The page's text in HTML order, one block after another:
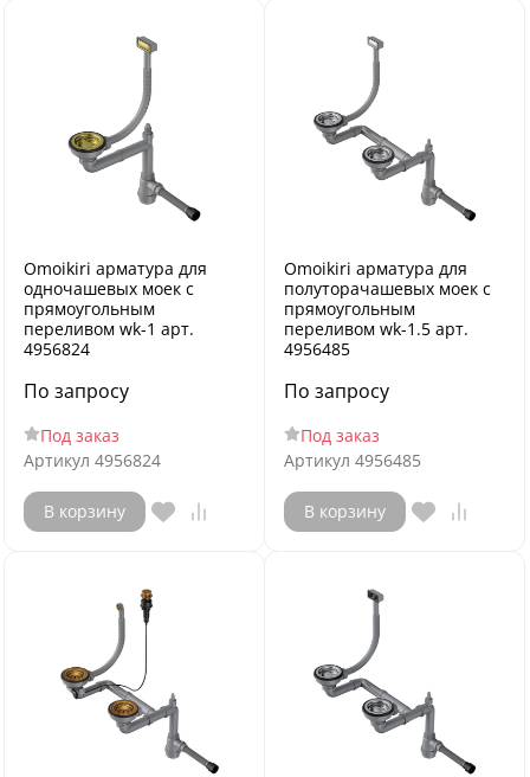
Omoikiri арматура для
одночашевых моек с
прямоугольным
переливом wk-1 арт.
4956824
По запросу
Под заказ
Артикул 4956824
В корзину
Omoikiri арматура для
полуторачашевых моек с
прямоугольным
переливом wk-1.5 арт.
4956485
По запросу
Под заказ
Артикул 4956485
В корзину